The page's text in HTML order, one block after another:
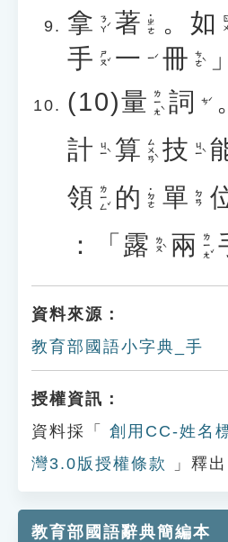
拿 ㄋㄚˊ 著 ˙ㄓㄜ 。 如 ㄖ
手 ㄕㄡˇ 一 ㄧˊ 冊 ㄘㄜˋ
(10)量 ㄌㄧㄤˋ 詞 ㄘˊ
計 ㄐㄧˋ 算 ㄙㄨㄢˋ 技 ㄐㄧˋ
領 ㄌㄧㄥˇ 的 ˙ㄉㄜ 單 ㄉㄢ
：「 露 ㄌㄡˋ 兩 ㄌㄧㄤˇ
資料來源：
教育部國語小字典_手
授權資訊：
資料採「
創用CC-姓名
灣3.0版授權條款
」釋出
教育部國語辭典簡編本